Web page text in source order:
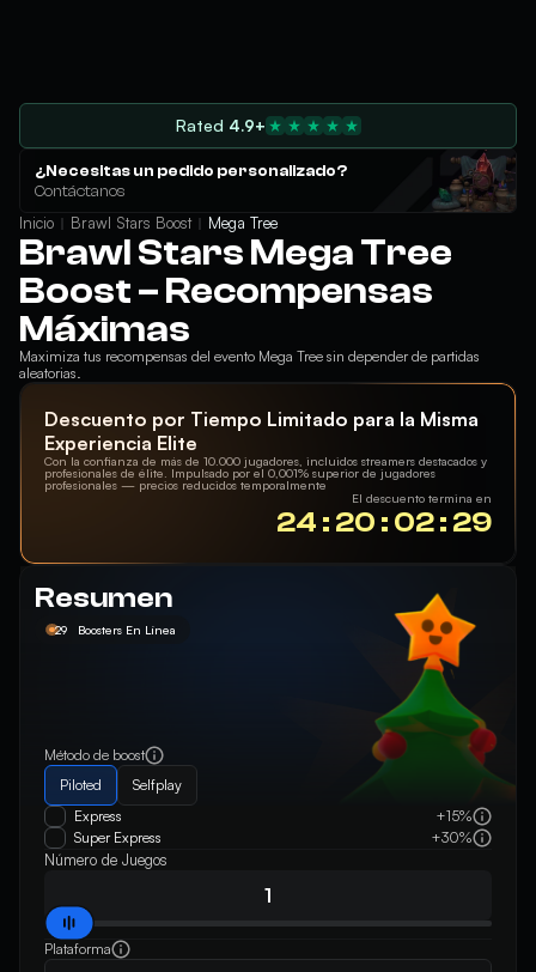
Rated 4.9+
¿Necesitas un pedido personalizado?
Contáctanos
Inicio Brawl Stars Boost Mega Tree
Brawl Stars Mega Tree
Boost – Recompensas
Máximas
Maximiza tus recompensas del evento Mega Tree sin depender de partidas
aleatorias.
Descuento por Tiempo Limitado para la Misma
Experiencia Elite
Con la confianza de más de 10.000 jugadores, incluidos streamers destacados y
profesionales de élite. Impulsado por el 0,001% superior de jugadores
profesionales — precios reducidos temporalmente
El descuento termina en
24 : 20 : 02 : 28
Resumen
29 Boosters En Línea
Método de boost
Piloted
Selfplay
Express
+15%
Super Express
+30%
Número de Juegos
Plataforma